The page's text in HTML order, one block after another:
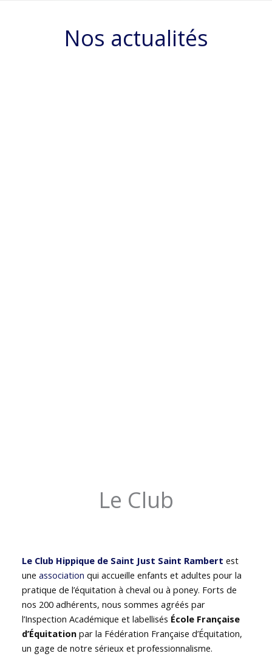
Nos actualités
Le Club
Le Club Hippique de Saint Just Saint Rambert est
uneassociation qui accueille enfants et adultes pour la
pratique de l’équitation à cheval ou à poney. Forts de
nos 200 adhérents, nous sommes agréés par
l’Inspection Académique et labellisés École Française
d’Équitation par la Fédération Française d’Équitation,
un gage de notre sérieux et professionnalisme.